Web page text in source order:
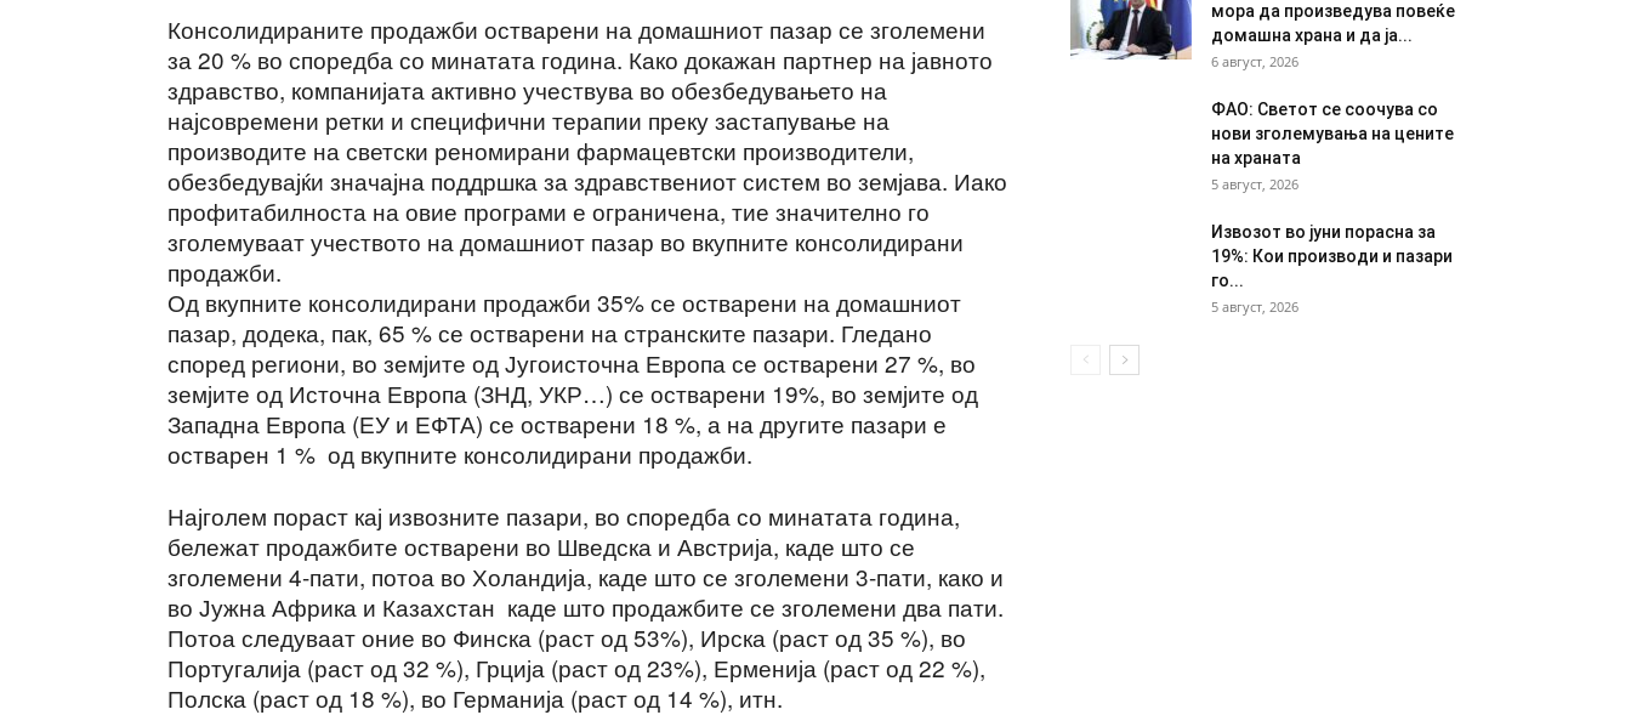
Консолидираните продажби остварени на домашниот пазар се зголемени
за 20 % во споредба со минатата година. Како докажан партнер на јавното
здравство, компанијата активно учествува во обезбедувањето на
најсовремени ретки и специфични терапии преку застапување на
производите на светски реномирани фармацевтски производители,
обезбедувајќи значајна поддршка за здравствениот систем во земјава. Иако
профитабилноста на овие програми е ограничена, тие значително го
зголемуваат учеството на домашниот пазар во вкупните консолидирани
продажби.
Од вкупните консолидирани продажби 35% се остварени на домашниот
пазар, додека, пак, 65 % се остварени на странските пазари. Гледано
според региони, во земјите од Југоисточна Европа се остварени 27 %, во
земјите од Источна Европа (ЗНД, УКР…) се остварени 19%, во земјите од
Западна Европа (ЕУ и ЕФТА) се остварени 18 %, а на другите пазари е
остварен 1 % од вкупните консолидирани продажби.
Најголем пораст кај извозните пазари, во споредба со минатата година,
бележат продажбите остварени во Шведска и Австрија, каде што се
зголемени 4-пати, потоа во Холандија, каде што се зголемени 3-пати, како и
во Јужна Африка и Казахстан каде што продажбите се зголемени два пати.
Потоа следуваат оние во Финска (раст од 53%), Ирска (раст од 35 %), во
Португалија (раст од 32 %), Грција (раст од 23%), Ерменија (раст од 22 %),
Полска (раст од 18 %), во Германија (раст од 14 %), итн.
мора да произведува повеќе
домашна храна и да ја...
6 август, 2026
ФАО: Светот се соочува со
нови зголемувања на цените
на храната
5 август, 2026
Извозот во јуни порасна за
19%: Кои производи и пазари
го...
5 август, 2026